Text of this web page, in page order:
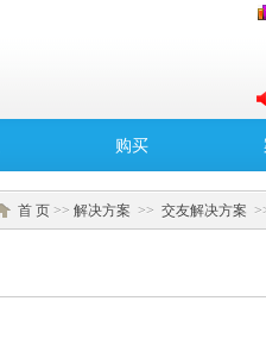
购买
首 页 >> 解决方案 >> 交友解决方案